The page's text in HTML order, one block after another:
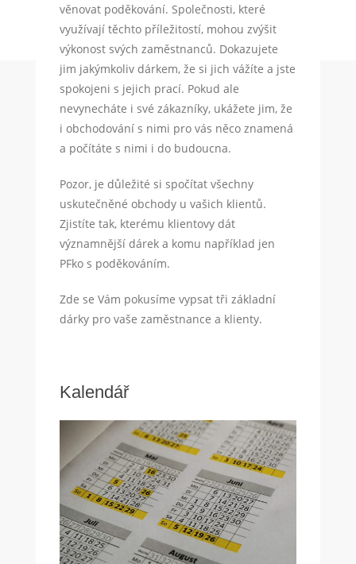
věnovat poděkování. Společnosti, které
využívají těchto příležitostí, mohou zvýšit
výkonost svých zaměstnanců. Dokazujete
jim jakýmkoliv dárkem, že si jich vážíte a jste
spokojeni s jejich prací. Pokud ale
nevynecháte i své zákazníky, ukážete jim, že
i obchodování s nimi pro vás něco znamená
a počítáte s nimi i do budoucna.
Pozor, je důležité si spočítat všechny
uskutečněné obchody u vašich klientů.
Zjistíte tak, kterému klientovy dát
významnější dárek a komu například jen
PFko s poděkováním.
Zde se Vám pokusíme vypsat tři základní
dárky pro vaše zaměstnance a klienty.
Kalendář